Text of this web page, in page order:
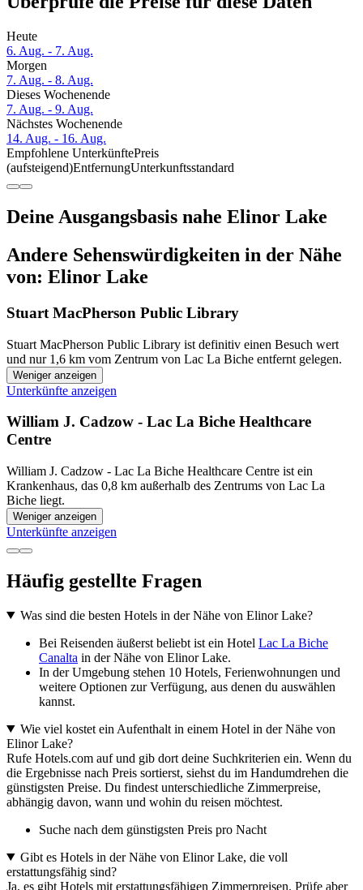
Heute
6. Aug. - 7. Aug.
Morgen
7. Aug. - 8. Aug.
Dieses Wochenende
7. Aug. - 9. Aug.
Nächstes Wochenende
14. Aug. - 16. Aug.
Empfohlene UnterkünftePreis
(aufsteigend)EntfernungUnterkunftsstandard
Deine Ausgangsbasis nahe Elinor Lake
Andere Sehenswürdigkeiten in der Nähe
von: Elinor Lake
Stuart MacPherson Public Library
Stuart MacPherson Public Library ist definitiv einen Besuch wert
und nur 1,6 km vom Zentrum von Lac La Biche entfernt gelegen.
Weniger anzeigen
Unterkünfte anzeigen
William J. Cadzow - Lac La Biche Healthcare
Centre
William J. Cadzow - Lac La Biche Healthcare Centre ist ein
Krankenhaus, das 0,8 km außerhalb des Zentrums von Lac La
Biche liegt.
Weniger anzeigen
Unterkünfte anzeigen
Häufig gestellte Fragen
Was sind die besten Hotels in der Nähe von Elinor Lake?
Bei Reisenden äußerst beliebt ist ein Hotel Lac La Biche
Canalta in der Nähe von Elinor Lake.
In der Umgebung stehen 10 Hotels, Ferienwohnungen und
weitere Optionen zur Verfügung, aus denen du auswählen
kannst.
Wie viel kostet ein Aufenthalt in einem Hotel in der Nähe von
Elinor Lake?
Rufe Hotels.com auf und gib dort deine Suchkriterien ein. Wenn du
die Ergebnisse nach Preis sortierst, siehst du im Handumdrehen die
günstigsten Preise. Du findest unterschiedliche Zimmerpreise,
abhängig davon, wann und wohin du reisen möchtest.
Suche nach dem günstigsten Preis pro Nacht
Gibt es Hotels in der Nähe von Elinor Lake, die voll
erstattungsfähig sind?
Ja, es gibt Hotels mit erstattungsfähigen Zimmerpreisen. Prüfe aber